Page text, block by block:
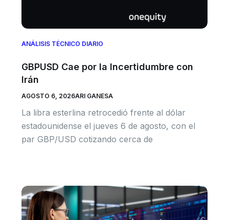
ANÁLISIS TÉCNICO DIARIO
GBPUSD Cae por la Incertidumbre con
Irán
AGOSTO 6, 2026ARI GANESA
La libra esterlina retrocedió frente al dólar
estadounidense el jueves 6 de agosto, con el
par GBP/USD cotizando cerca de